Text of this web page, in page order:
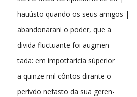
hauústo quando os seus amigos |
abandonarani o poder, que a
divida fluctuante foi augmen-
tada: em impottaricia súperior
a quinze mil côntos dirante o
perivdo nefasto da sua geren-